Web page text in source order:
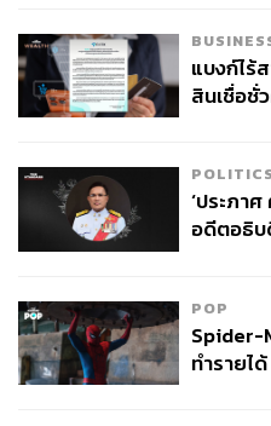
แบงก์ไร้
สินเชื่อ
POLITICS
‘ประภา
อดีตอธิบ
POP
Spider-
ทำรายไ